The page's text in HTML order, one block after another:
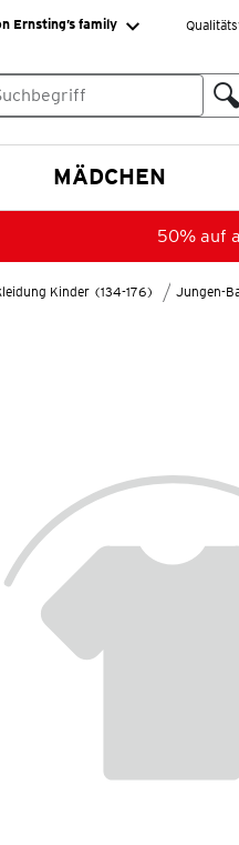
Ernsting’s family
MÄDCHEN
50% auf
Kinder (134-176) Jungen-